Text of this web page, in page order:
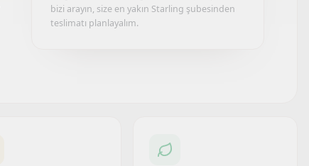
bizi arayın, size en yakın Starling şubesinden
teslimatı planlayalım.